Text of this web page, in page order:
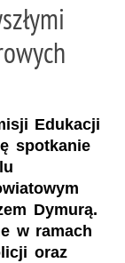
Edukacji
spotkanie
Dymurą.
w ramach
oraz